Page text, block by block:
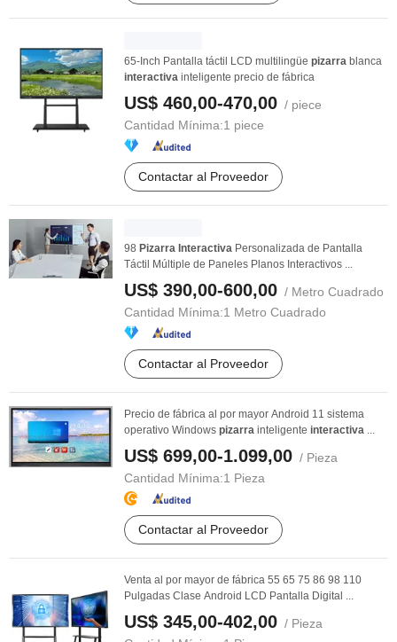
65-Inch Pantalla táctil LCD multilingüe pizarra blanca
interactiva inteligente precio de fábrica
US$ 460,00-470,00 / piece
Cantidad Mínima:1 piece
Contactar al Proveedor
98 Pizarra Interactiva Personalizada de Pantalla
Táctil Múltiple de Paneles Planos Interactivos ...
US$ 390,00-600,00 / Metro Cuadrado
Cantidad Mínima:1 Metro Cuadrado
Contactar al Proveedor
Precio de fábrica al por mayor Android 11 sistema
operativo Windows pizarra inteligente interactiva ...
US$ 699,00-1.099,00 / Pieza
Cantidad Mínima:1 Pieza
Contactar al Proveedor
Venta al por mayor de fábrica 55 65 75 86 98 110
Pulgadas Clase Android LCD Pantalla Digital ...
US$ 345,00-402,00 / Pieza